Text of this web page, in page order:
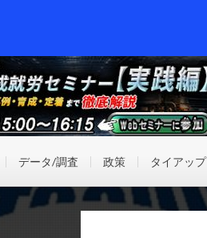
データ/調査 政策 タイアップ